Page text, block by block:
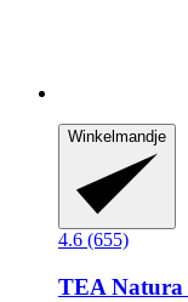
Winkelmandje
4.6 (655)
TEA Natura